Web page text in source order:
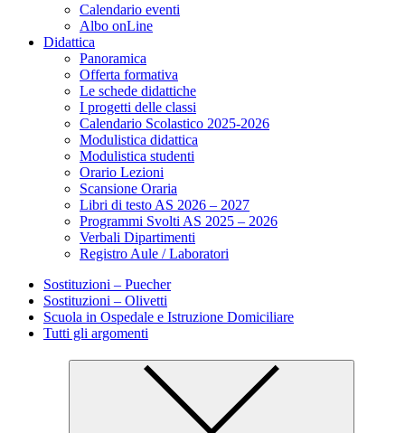
Calendario eventi
Albo onLine
Didattica
Panoramica
Offerta formativa
Le schede didattiche
I progetti delle classi
Calendario Scolastico 2025-2026
Modulistica didattica
Modulistica studenti
Orario Lezioni
Scansione Oraria
Libri di testo AS 2026 – 2027
Programmi Svolti AS 2025 – 2026
Verbali Dipartimenti
Registro Aule / Laboratori
Sostituzioni – Puecher
Sostituzioni – Olivetti
Scuola in Ospedale e Istruzione Domiciliare
Tutti gli argomenti